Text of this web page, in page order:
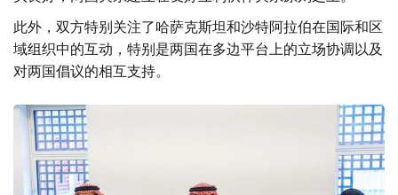
此外，双方特别关注了哈萨克斯坦和沙特阿拉伯在国际和区
域组织中的互动，特别是两国在多边平台上的立场协调以及
对两国倡议的相互支持。